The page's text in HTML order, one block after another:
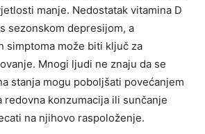
manje. Nedostatak vitamina D
sezonskom depresijom, a
simptoma može biti ključ za
Mnogi ljudi ne znaju da se
stanja mogu poboljšati povećanjem
redovna konzumacija ili sunčanje
na njihovo raspoloženje.